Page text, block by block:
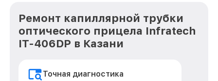
Ремонт капиллярной трубки
оптического прицела Infratech
IT-406DP в Казани
Точная диагностика